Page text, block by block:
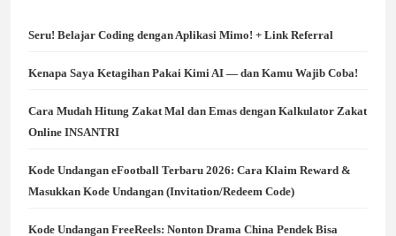
Seru! Belajar Coding dengan Aplikasi Mimo! + Link Referral
Kenapa Saya Ketagihan Pakai Kimi AI — dan Kamu Wajib Coba!
Cara Mudah Hitung Zakat Mal dan Emas dengan Kalkulator Zakat
Online INSANTRI
Kode Undangan eFootball Terbaru 2026: Cara Klaim Reward &
Masukkan Kode Undangan (Invitation/Redeem Code)
Kode Undangan FreeReels: Nonton Drama China Pendek Bisa